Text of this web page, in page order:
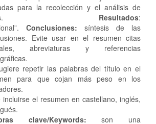
para la recolección y el análisis de
Resultados:
Conclusiones: síntesis de las
Evite usar en el resumen citas
abreviaturas y referencias
repetir las palabras del título en el
para que cojan más peso en los
incluirse el resumen en castellano, inglés,
clave/Keywords:son una